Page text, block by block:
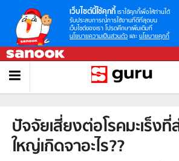
เว็บไซต์นี้ใช้คุกกี้ เราใช้คุกกี้เพื่อให้ท่านได้
รับประสบการณ์การใช้งานที่ดีที่สุดบน
เว็บไซต์ของเรา โปรดศึกษาเพิ่มเติมที่
นโยบายความเป็นส่วนตัว และ นโยบายคุกกี้
ปัจจัยเสี่ยงต่อโรคมะเร็ง
ใหญ่เกิดจาอะไร??